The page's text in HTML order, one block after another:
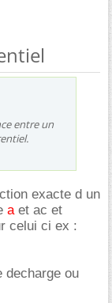
entre un
exacte d un
aet ac et
celui ci ex :
decharge ou